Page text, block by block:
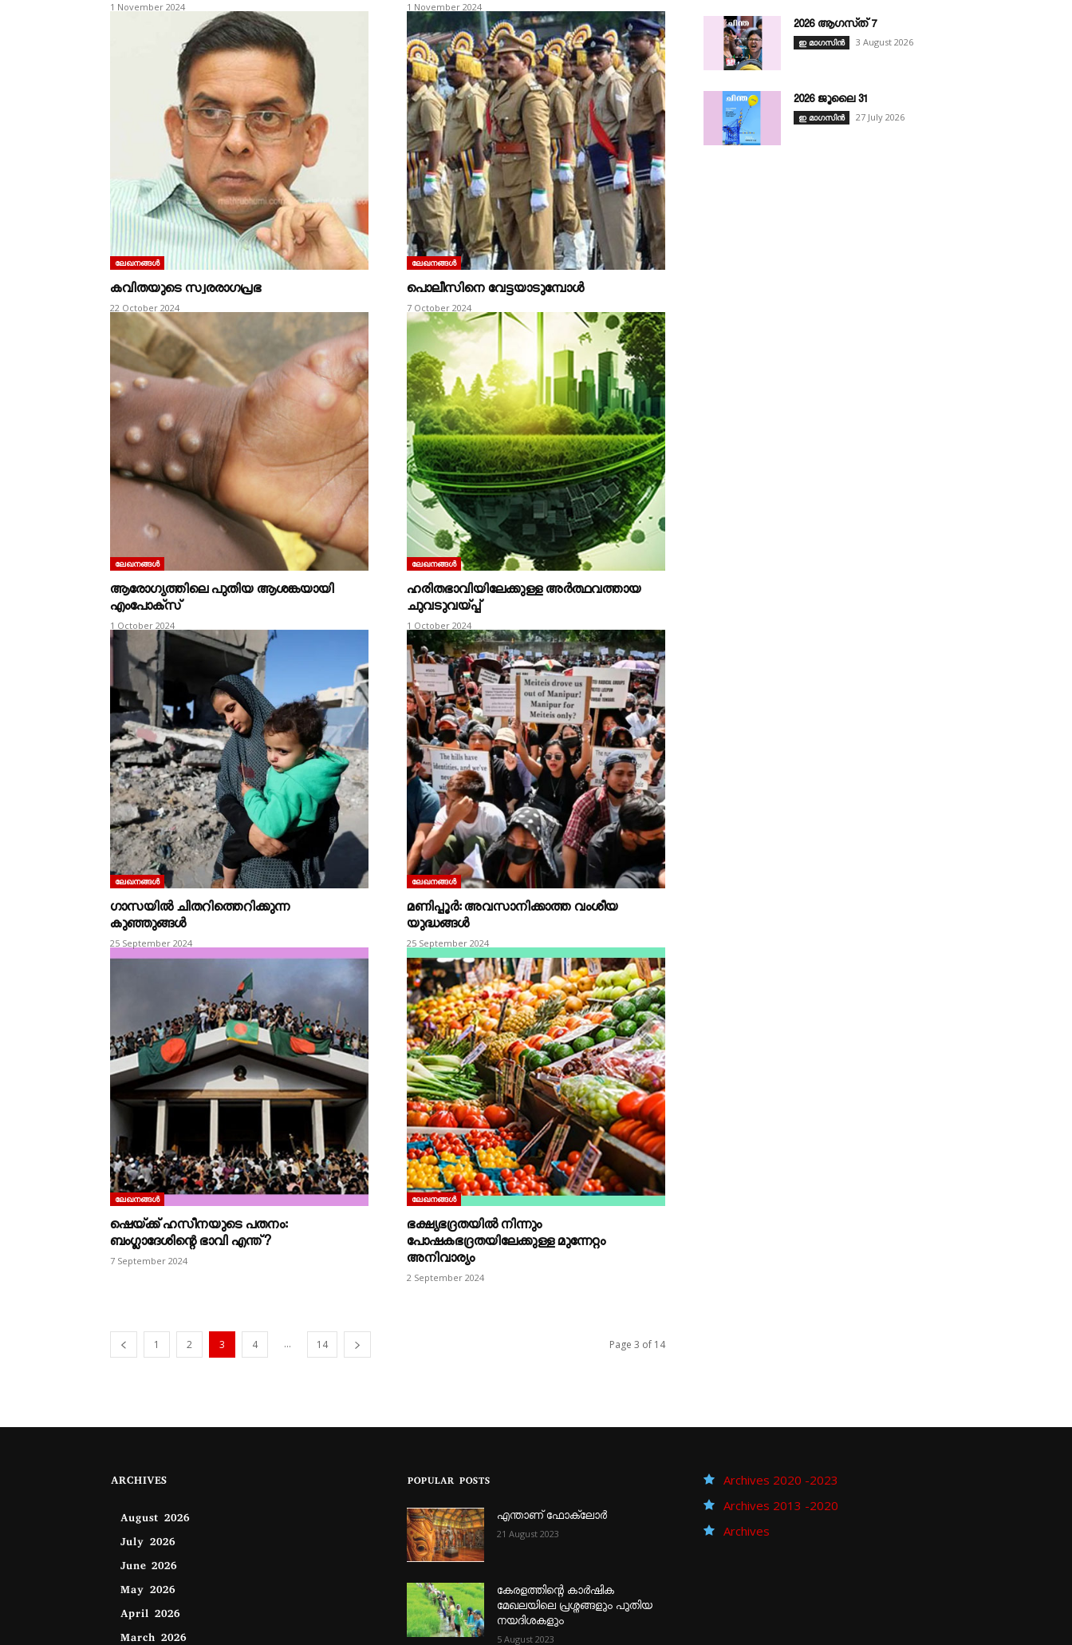
1 November 2024 1 November 2024
ലേഖനങ്ങൾ
കവിതയുടെ സ്വരരാഗപ്രഭ
22 October 2024
ലേഖനങ്ങൾ
പൊലീസിനെ വേട്ടയാടുമ്പോൾ
7 October 2024
ലേഖനങ്ങൾ
ആരോഗ്യത്തിലെ പുതിയ ആശങ്കയായി
എംപോക്സ്
1 October 2024
ലേഖനങ്ങൾ
ഹരിതഭാവിയിലേക്കുള്ള അർത്ഥവത്തായ
ചുവടുവയ്പ്പ്
1 October 2024
ലേഖനങ്ങൾ
ഗാസയിൽ ചിതറിത്തെറിക്കുന്ന
കുഞ്ഞുങ്ങൾ
25 September 2024
ലേഖനങ്ങൾ
മണിപ്പൂർ: അവസാനിക്കാത്ത വംശീയ
യുദ്ധങ്ങൾ
25 September 2024
ലേഖനങ്ങൾ
ഷെയ്‌ക്ക്‌ ഹസീനയുടെ പതനം:
ബംഗ്ലാദേശിന്റെ ഭാവി എന്ത്‌?
7 September 2024
ലേഖനങ്ങൾ
ഭക്ഷ്യഭദ്രതയില്‍ നിന്നും
പോഷകഭദ്രതയിലേക്കുള്ള മുന്നേറ്റം
അനിവാര്യം
2 September 2024
1 2 3 4 ... 14 Page 3 of 14
2026 ആഗസ്‌ത്‌ 7
ഇ മാഗസിൻ 3 August 2026
2026 ജൂലൈ 31
ഇ മാഗസിൻ 27 July 2026
ARCHIVES
August 2026
July 2026
June 2026
May 2026
April 2026
March 2026
POPULAR POSTS
എന്താണ്‌ ഫോക്‌ലോർ
21 August 2023
കേരളത്തിന്റെ കാർഷിക
മേഖലയിലെ പ്രശ്നങ്ങളും പുതിയ
നയദിശകളും
5 August 2023
Archives 2020 -2023
Archives 2013 -2020
Archives